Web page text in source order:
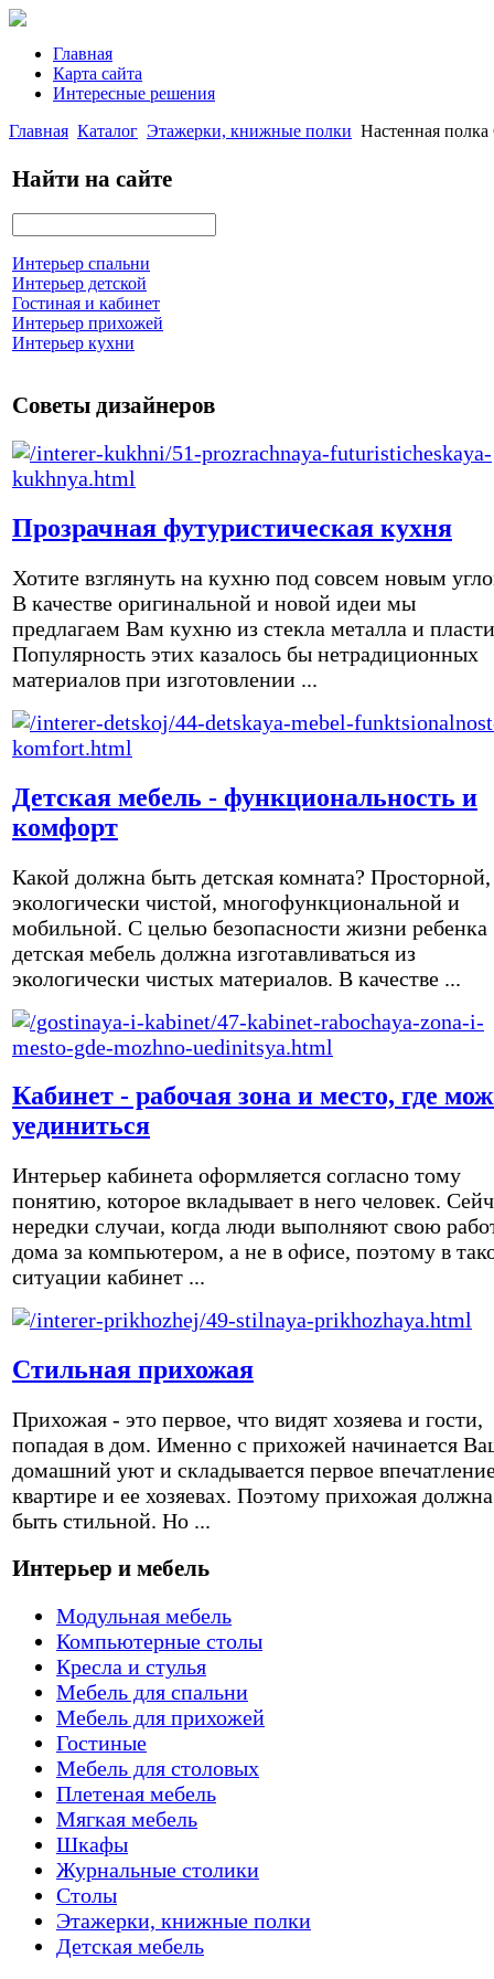
Главная
Карта сайта
Интересные решения
Главная Каталог Этажерки, книжные полки Настенная
Найти на сайте
Интерьер спальни
Интерьер детской
Гостиная и кабинет
Интерьер прихожей
Интерьер кухни
Советы дизайнеров
Прозрачная футуристическая кухня
Хотите взглянуть на кухню под совсем новым
В качестве оригинальной и новой идеи мы
предлагаем Вам кухню из стекла металла и
Популярность этих казалось бы нетрадиционных
материалов при изготовлении ...
Детская мебель - функциональность и
комфорт
Какой должна быть детская комната? Просторной,
экологически чистой, многофункциональной и
мобильной. С целью безопасности жизни ребенка
детская мебель должна изготавливаться из
экологически чистых материалов. В качестве ...
Кабинет - рабочая зона и место, где
уединиться
Интерьер кабинета оформляется согласно тому
понятию, которое вкладывает в него человек.
нередки случаи, когда люди выполняют свою
дома за компьютером, а не в офисе, поэтому в
ситуации кабинет ...
Стильная прихожая
Прихожая - это первое, что видят хозяева и гости,
попадая в дом. Именно с прихожей начинается
домашний уют и складывается первое
квартире и ее хозяевах. Поэтому прихожая должна
быть стильной. Но ...
Интерьер и мебель
Модульная мебель
Компьютерные столы
Кресла и стулья
Мебель для спальни
Мебель для прихожей
Гостиные
Мебель для столовых
Плетеная мебель
Мягкая мебель
Шкафы
Журнальные столики
Столы
Этажерки, книжные полки
Детская мебель